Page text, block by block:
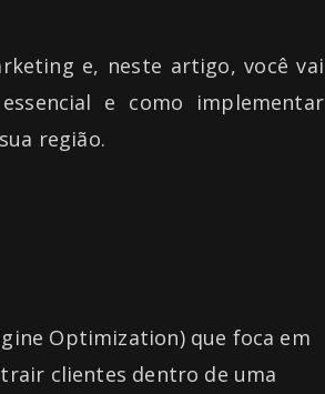
e, neste artigo, você vai
e como implementar
região.
Optimization) que foca em
clientes dentro de uma